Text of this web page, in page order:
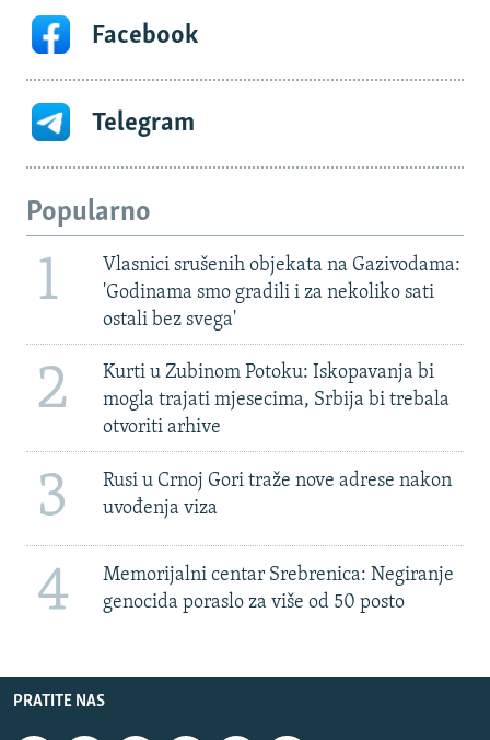
Facebook
Telegram
Popularno
1
Vlasnici srušenih objekata na Gazivodama:
'Godinama smo gradili i za nekoliko sati
ostali bez svega'
2
Kurti u Zubinom Potoku: Iskopavanja bi
mogla trajati mjesecima, Srbija bi trebala
otvoriti arhive
3
Rusi u Crnoj Gori traže nove adrese nakon
uvođenja viza
4
Memorijalni centar Srebrenica: Negiranje
genocida poraslo za više od 50 posto
PRATITE NAS